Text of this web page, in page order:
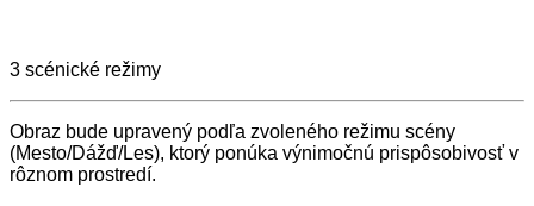
3 scénické režimy
Obraz bude upravený podľa zvoleného režimu scény
(Mesto/Dážď/Les), ktorý ponúka výnimočnú prispôsobivosť v
rôznom prostredí.